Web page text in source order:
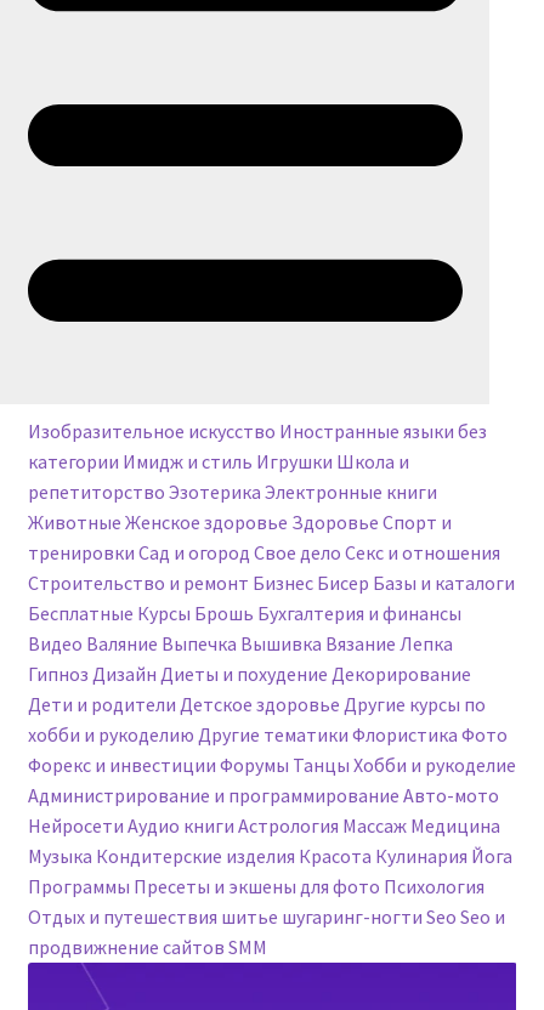
Корзина
Изобразительное искусство Иностранные языки без
категории Имидж и стиль Игрушки Школа и
репетиторство Эзотерика Электронные книги
Животные Женское здоровье Здоровье Спорт и
тренировки Сад и огород Свое дело Секс и отношения
Строительство и ремонт Бизнес Бисер Базы и каталоги
Бесплатные Курсы Брошь Бухгалтерия и финансы
Видео Валяние Выпечка Вышивка Вязание Лепка
Гипноз Дизайн Диеты и похудение Декорирование
Дети и родители Детское здоровье Другие курсы по
хобби и рукоделию Другие тематики Флористика Фото
Форекс и инвестиции Форумы Танцы Хобби и рукоделие
Администрирование и программирование Авто-мото
Нейросети Аудио книги Астрология Массаж Медицина
Музыка Кондитерские изделия Красота Кулинария Йога
Программы Пресеты и экшены для фото Психология
Отдых и путешествия шитье шугаринг-ногти Seo Seo и
продвижнение сайтов SMM